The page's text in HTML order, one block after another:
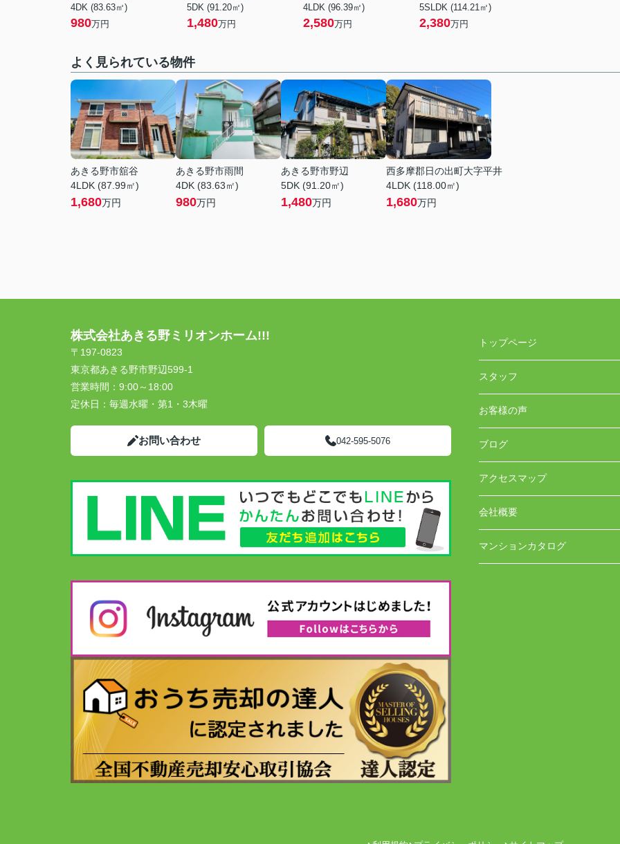
4DK (83.63㎡)
980万円
5DK (91.20㎡)
1,480万円
4LDK (96.39㎡)
2,580万円
5SLDK (114.21㎡)
2,380万円
よく見られている物件
あきる野市舘谷
4LDK (87.99㎡)
1,680万円
あきる野市雨間
4DK (83.63㎡)
980万円
あきる野市野辺
5DK (91.20㎡)
1,480万円
西多摩郡日の出町大字平井
4LDK (118.00㎡)
1,680万円
株式会社あきる野ミリオンホーム!!!
〒197-0823
東京都あきる野市野辺599-1
営業時間： 9:00～18:00
定休日： 毎週水曜・第1・3木曜
お問い合わせ 042-595-5076
トップページ
スタッフ
お客様の声
ブログ
アクセスマップ
会社概要
マンションカタログ